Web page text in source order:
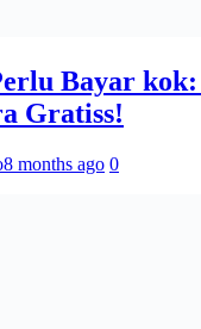
Bayar
Gratiss!
8 months ago 0